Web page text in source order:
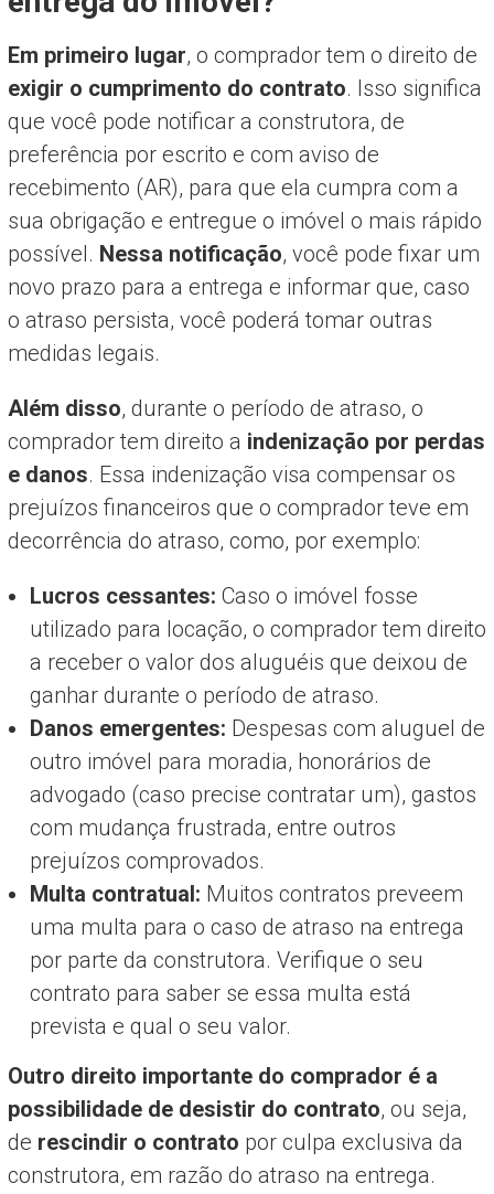
Em primeiro lugar, o comprador tem o direito de
exigir o cumprimento do contrato. Isso significa
que você pode notificar a construtora, de
preferência por escrito e com aviso de
recebimento (AR), para que ela cumpra com a
sua obrigação e entregue o imóvel o mais rápido
possível. Nessa notificação, você pode fixar um
novo prazo para a entrega e informar que, caso
o atraso persista, você poderá tomar outras
medidas legais.
Além disso, durante o período de atraso, o
comprador tem direito a indenização por perdas
e danos. Essa indenização visa compensar os
prejuízos financeiros que o comprador teve em
decorrência do atraso, como, por exemplo:
Lucros cessantes: Caso o imóvel fosse
utilizado para locação, o comprador tem direito
a receber o valor dos aluguéis que deixou de
ganhar durante o período de atraso.
Danos emergentes: Despesas com aluguel de
outro imóvel para moradia, honorários de
advogado (caso precise contratar um), gastos
com mudança frustrada, entre outros
prejuízos comprovados.
Multa contratual: Muitos contratos preveem
uma multa para o caso de atraso na entrega
por parte da construtora. Verifique o seu
contrato para saber se essa multa está
prevista e qual o seu valor.
Outro direito importante do comprador é a
possibilidade de desistir do contrato, ou seja,
de rescindir o contrato por culpa exclusiva da
construtora, em razão do atraso na entrega.